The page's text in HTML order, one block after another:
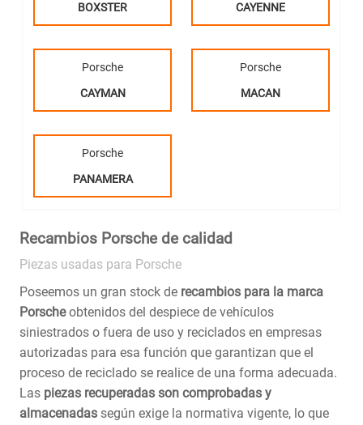
BOXSTER
CAYENNE
Porsche
CAYMAN
Porsche
MACAN
Porsche
PANAMERA
Recambios Porsche de calidad
Piezas usadas para Porsche
Poseemos un gran stock de recambios para la marca
Porscheobtenidos del despiece de vehículos
siniestrados o fuera de uso y reciclados en empresas
autorizadas para esa función que garantizan que el
proceso de reciclado se realice de una forma adecuada.
Las piezas recuperadas son comprobadas y
almacenadas según exige la normativa vigente, lo que